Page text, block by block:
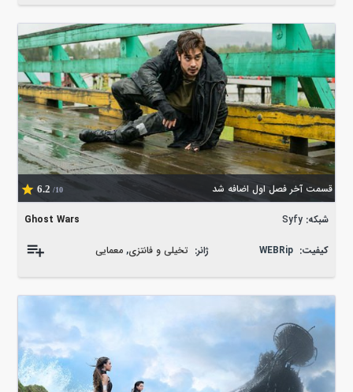
قسمت آخر فصل اول اضافه شد 6.2 /10
Ghost Wars شبکه: Syfy
کیفیت: WEBRip ژانر: تخیلی و فانتزی,معمایی